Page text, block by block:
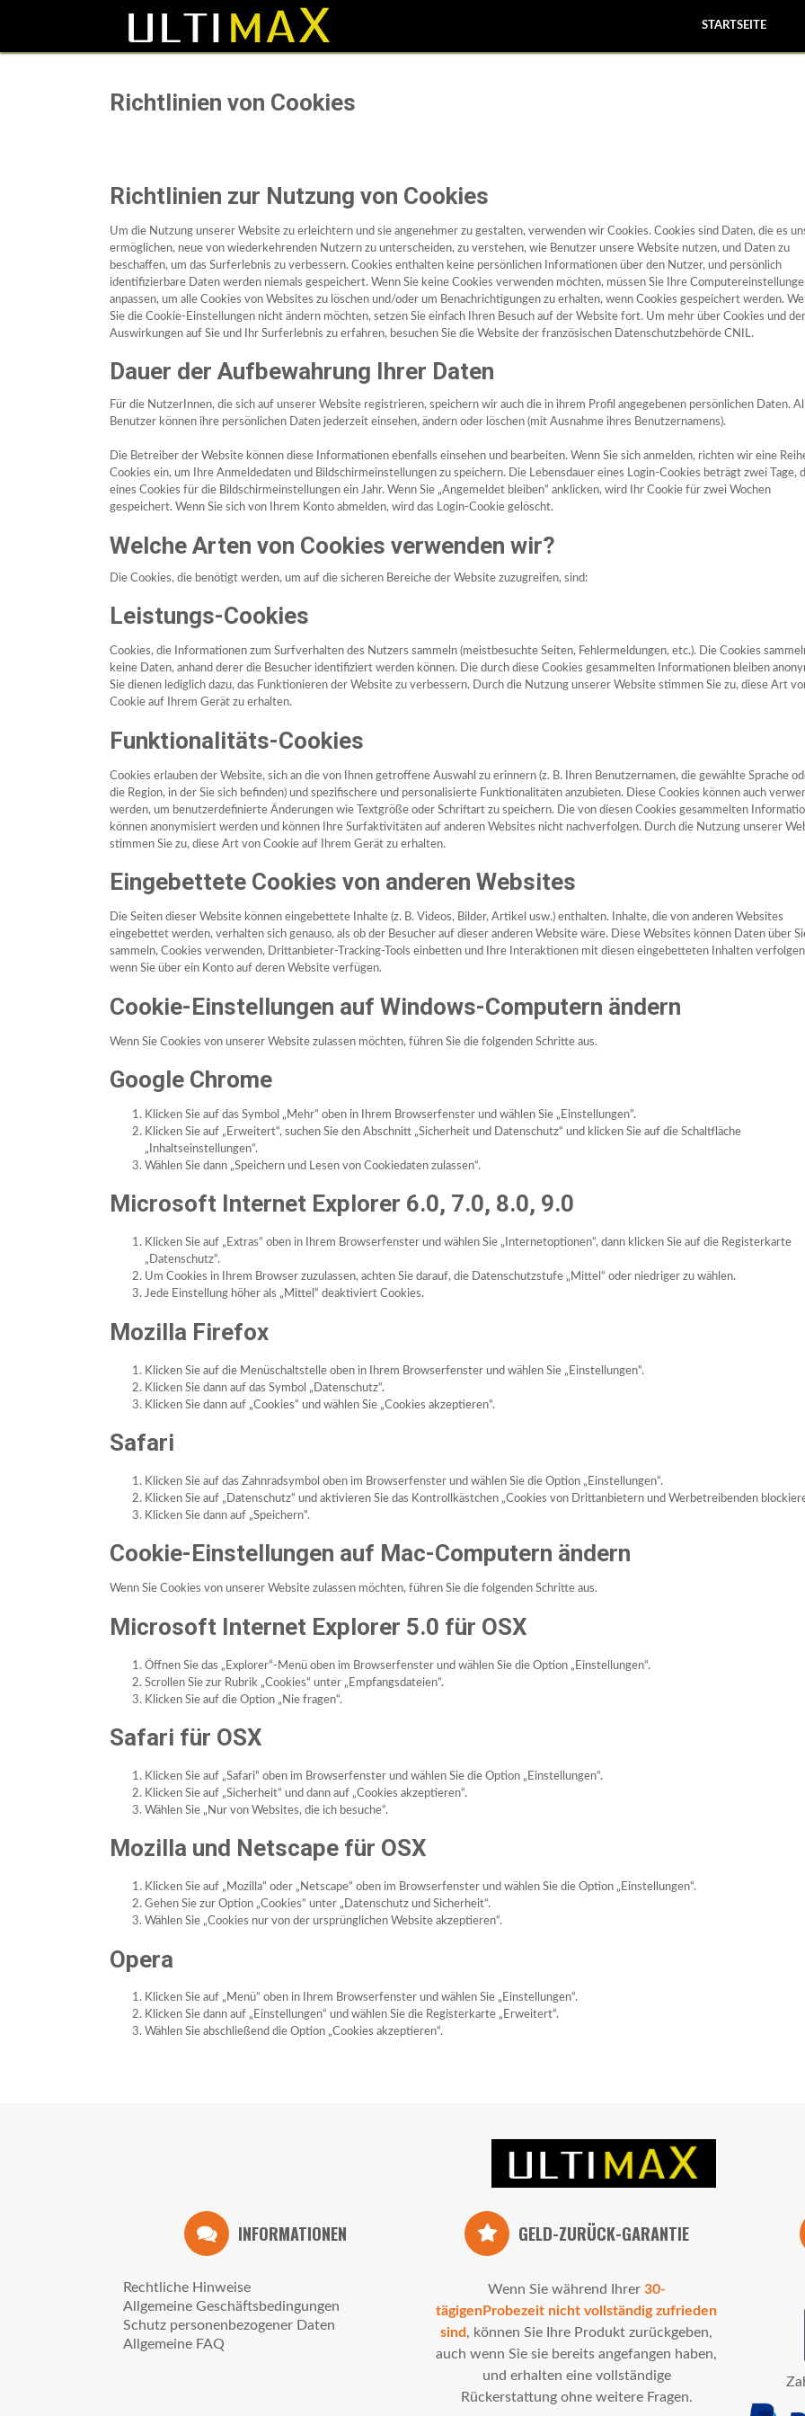
STARTSEITE
Richtlinien von Cookies
Richtlinien zur Nutzung von Cookies
Um die Nutzung unserer Website zu erleichtern und sie angenehmer zu gestalten, verwenden wir Cookies. Cookies sind Daten, die es
ermöglichen, neue von wiederkehrenden Nutzern zu unterscheiden, zu verstehen, wie Benutzer unsere Website nutzen, und Daten zu
beschaffen, um das Surferlebnis zu verbessern. Cookies enthalten keine persönlichen Informationen über den Nutzer, und persönlich
identifizierbare Daten werden niemals gespeichert. Wenn Sie keine Cookies verwenden möchten, müssen Sie Ihre
anpassen, um alle Cookies von Websites zu löschen und/oder um Benachrichtigungen zu erhalten, wenn Cookies gespeichert werden.
Sie die Cookie-Einstellungen nicht ändern möchten, setzen Sie einfach Ihren Besuch auf der Website fort. Um mehr über Cookies und
Auswirkungen auf Sie und Ihr Surferlebnis zu erfahren, besuchen Sie die Website der französischen Datenschutzbehörde CNIL.
Dauer der Aufbewahrung Ihrer Daten
Für die NutzerInnen, die sich auf unserer Website registrieren, speichern wir auch die in ihrem Profil angegebenen persönlichen Daten.
Benutzer können ihre persönlichen Daten jederzeit einsehen, ändern oder löschen (mit Ausnahme ihres Benutzernamens).
Die Betreiber der Website können diese Informationen ebenfalls einsehen und bearbeiten. Wenn Sie sich anmelden, richten wir eine
Cookies ein, um Ihre Anmeldedaten und Bildschirmeinstellungen zu speichern. Die Lebensdauer eines Login-Cookies beträgt zwei Tage,
eines Cookies für die Bildschirmeinstellungen ein Jahr. Wenn Sie „Angemeldet bleiben“ anklicken, wird Ihr Cookie für zwei Wochen
gespeichert. Wenn Sie sich von Ihrem Konto abmelden, wird das Login-Cookie gelöscht.
Welche Arten von Cookies verwenden wir?
Die Cookies, die benötigt werden, um auf die sicheren Bereiche der Website zuzugreifen, sind:
Leistungs-Cookies
Cookies, die Informationen zum Surfverhalten des Nutzers sammeln (meistbesuchte Seiten, Fehlermeldungen, etc.). Die Cookies
keine Daten, anhand derer die Besucher identifiziert werden können. Die durch diese Cookies gesammelten Informationen bleiben
Sie dienen lediglich dazu, das Funktionieren der Website zu verbessern. Durch die Nutzung unserer Website stimmen Sie zu, diese Art
Cookie auf Ihrem Gerät zu erhalten.
Funktionalitäts-Cookies
Cookies erlauben der Website, sich an die von Ihnen getroffene Auswahl zu erinnern (z. B. Ihren Benutzernamen, die gewählte Sprache
die Region, in der Sie sich befinden) und spezifischere und personalisierte Funktionalitäten anzubieten. Diese Cookies können auch
werden, um benutzerdefinierte Änderungen wie Textgröße oder Schriftart zu speichern. Die von diesen Cookies gesammelten
können anonymisiert werden und können Ihre Surfaktivitäten auf anderen Websites nicht nachverfolgen. Durch die Nutzung unserer
stimmen Sie zu, diese Art von Cookie auf Ihrem Gerät zu erhalten.
Eingebettete Cookies von anderen Websites
Die Seiten dieser Website können eingebettete Inhalte (z. B. Videos, Bilder, Artikel usw.) enthalten. Inhalte, die von anderen Websites
eingebettet werden, verhalten sich genauso, als ob der Besucher auf dieser anderen Website wäre. Diese Websites können Daten über
sammeln, Cookies verwenden, Drittanbieter-Tracking-Tools einbetten und Ihre Interaktionen mit diesen eingebetteten Inhalten
wenn Sie über ein Konto auf deren Website verfügen.
Cookie-Einstellungen auf Windows-Computern ändern
Wenn Sie Cookies von unserer Website zulassen möchten, führen Sie die folgenden Schritte aus.
Google Chrome
Klicken Sie auf das Symbol „Mehr“ oben in Ihrem Browserfenster und wählen Sie „Einstellungen“.
Klicken Sie auf „Erweitert“, suchen Sie den Abschnitt „Sicherheit und Datenschutz“ und klicken Sie auf die Schaltfläche
„Inhaltseinstellungen“.
Wählen Sie dann „Speichern und Lesen von Cookiedaten zulassen“.
Microsoft Internet Explorer 6.0, 7.0, 8.0, 9.0
Klicken Sie auf „Extras“ oben in Ihrem Browserfenster und wählen Sie „Internetoptionen“, dann klicken Sie auf die Registerkarte
„Datenschutz“.
Um Cookies in Ihrem Browser zuzulassen, achten Sie darauf, die Datenschutzstufe „Mittel“ oder niedriger zu wählen.
Jede Einstellung höher als „Mittel“ deaktiviert Cookies.
Mozilla Firefox
Klicken Sie auf die Menüschaltstelle oben in Ihrem Browserfenster und wählen Sie „Einstellungen“.
Klicken Sie dann auf das Symbol „Datenschutz“.
Klicken Sie dann auf „Cookies“ und wählen Sie „Cookies akzeptieren“.
Safari
Klicken Sie auf das Zahnradsymbol oben im Browserfenster und wählen Sie die Option „Einstellungen“.
Klicken Sie auf „Datenschutz“ und aktivieren Sie das Kontrollkästchen „Cookies von Drittanbietern und Werbetreibenden
Klicken Sie dann auf „Speichern“.
Cookie-Einstellungen auf Mac-Computern ändern
Wenn Sie Cookies von unserer Website zulassen möchten, führen Sie die folgenden Schritte aus.
Microsoft Internet Explorer 5.0 für OSX
Öffnen Sie das „Explorer“-Menü oben im Browserfenster und wählen Sie die Option „Einstellungen“.
Scrollen Sie zur Rubrik „Cookies“ unter „Empfangsdateien“.
Klicken Sie auf die Option „Nie fragen“.
Safari für OSX
Klicken Sie auf „Safari“ oben im Browserfenster und wählen Sie die Option „Einstellungen“.
Klicken Sie auf „Sicherheit“ und dann auf „Cookies akzeptieren“.
Wählen Sie „Nur von Websites, die ich besuche“.
Mozilla und Netscape für OSX
Klicken Sie auf „Mozilla“ oder „Netscape“ oben im Browserfenster und wählen Sie die Option „Einstellungen“.
Gehen Sie zur Option „Cookies“ unter „Datenschutz und Sicherheit“.
Wählen Sie „Cookies nur von der ursprünglichen Website akzeptieren“.
Opera
Klicken Sie auf „Menü“ oben in Ihrem Browserfenster und wählen Sie „Einstellungen“.
Klicken Sie dann auf „Einstellungen“ und wählen Sie die Registerkarte „Erweitert“.
Wählen Sie abschließend die Option „Cookies akzeptieren“.
INFORMATIONEN
Rechtliche Hinweise
Allgemeine Geschäftsbedingungen
Schutz personenbezogener Daten
Allgemeine FAQ
GELD-ZURÜCK-GARANTIE
Wenn Sie während Ihrer 30-
tägigenProbezeit nicht vollständig zufrieden
sind, können Sie Ihre Produkt zurückgeben,
auch wenn Sie sie bereits angefangen haben,
und erhalten eine vollständige
Rückerstattung ohne weitere Fragen.